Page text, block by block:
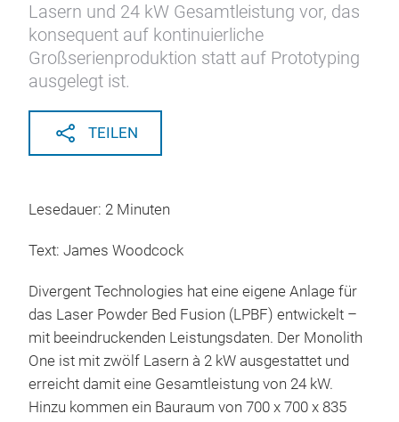
Lasern und 24 kW Gesamtleistung vor, das
konsequent auf kontinuierliche
Großserienproduktion statt auf Prototyping
ausgelegt ist.
TEILEN
Lesedauer: 2 Minuten
Text: James Woodcock
Divergent Technologies hat eine eigene Anlage für
das Laser Powder Bed Fusion (LPBF) entwickelt –
mit beeindruckenden Leistungsdaten. Der Monolith
One ist mit zwölf Lasern à 2 kW ausgestattet und
erreicht damit eine Gesamtleistung von 24 kW.
Hinzu kommen ein Bauraum von 700 x 700 x 835